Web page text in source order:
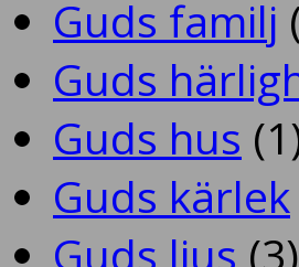
Guds familj
Guds
Guds hus
Guds kärlek
Guds ljus (3)